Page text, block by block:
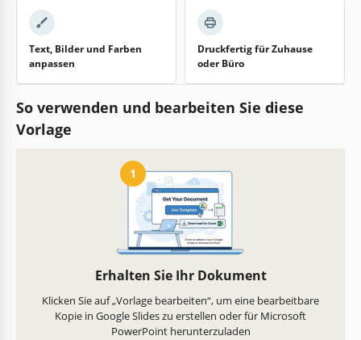
Text, Bilder und Farben
anpassen
Druckfertig für Zuhause
oder Büro
So verwenden und bearbeiten Sie diese
Vorlage
1
Erhalten Sie Ihr Dokument
Klicken Sie auf „Vorlage bearbeiten“, um eine bearbeitbare
Kopie in Google Slides zu erstellen oder für Microsoft
PowerPoint herunterzuladen